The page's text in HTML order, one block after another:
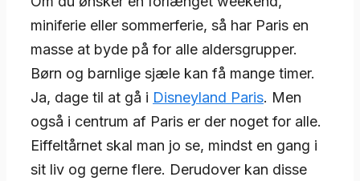
miniferie eller sommerferie, så har Paris en
masse at byde på for alle aldersgrupper.
Børn og barnlige sjæle kan få mange timer.
Ja, dage til at gå i Disneyland Paris. Men
også i centrum af Paris er der noget for alle.
Eiffeltårnet skal man jo se, mindst en gang i
sit liv og gerne flere. Derudover kan disse